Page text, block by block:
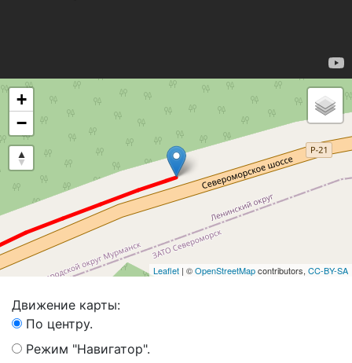
+
−
Leaflet | ©OpenStreetMapcontributors, CC-BY-SA
Движение карты:
По центру.
Режим "Навигатор".